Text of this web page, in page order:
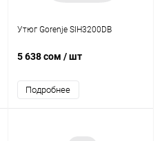
Утюг Gorenje SIH3200DB
5 638 сом / шт
Подробнее